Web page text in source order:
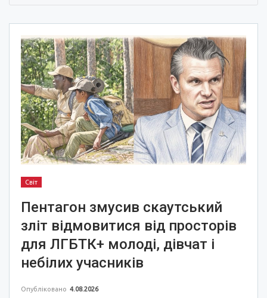
Світ
Пентагон змусив скаутський
зліт відмовитися від просторів
для ЛГБТК+ молоді, дівчат і
небілих учасників
Опубліковано 4.08.2026